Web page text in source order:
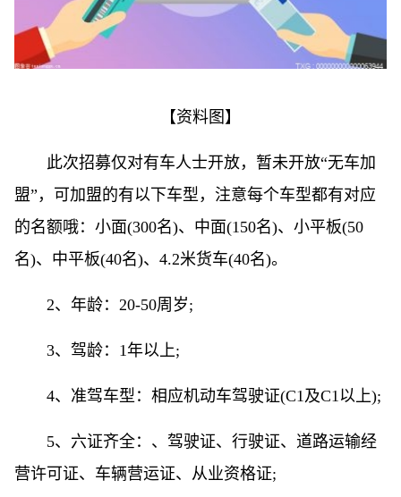
【资料图】
此次招募仅对有车人士开放，暂未开放“无车加
盟”，可加盟的有以下车型，注意每个车型都有对应
的名额哦：小面(300名)、中面(150名)、小平板(50
名)、中平板(40名)、4.2米货车(40名)。
2、年龄：20-50周岁;
3、驾龄：1年以上;
4、准驾车型：相应机动车驾驶证(C1及C1以上);
5、六证齐全：、驾驶证、行驶证、道路运输经
营许可证、车辆营运证、从业资格证;